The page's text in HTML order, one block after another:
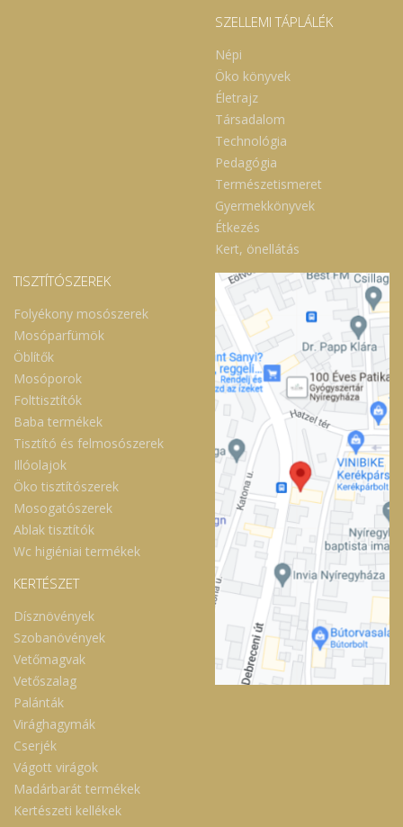
SZELLEMI TÁPLÁLÉK
Népi
Öko könyvek
Életrajz
Társadalom
Technológia
Pedagógia
Természetismeret
Gyermekkönyvek
Étkezés
Kert, önellátás
TISZTÍTÓSZEREK
Folyékony mosószerek
Mosóparfümök
Öblítők
Mosóporok
Folttisztítók
Baba termékek
Tisztító és felmosószerek
Illóolajok
Öko tisztítószerek
Mosogatószerek
Ablak tisztítók
Wc higiéniai termékek
KERTÉSZET
Dísznövények
Szobanövények
Vetőmagvak
Vetőszalag
Palánták
Virághagymák
Cserjék
Vágott virágok
Madárbarát termékek
Kertészeti kellékek